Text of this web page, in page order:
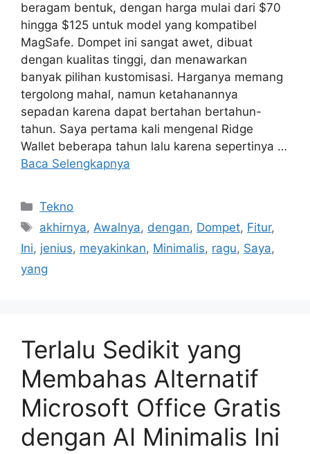
beragam bentuk, dengan harga mulai dari $70
hingga $125 untuk model yang kompatibel
MagSafe. Dompet ini sangat awet, dibuat
dengan kualitas tinggi, dan menawarkan
banyak pilihan kustomisasi. Harganya memang
tergolong mahal, namun ketahanannya
sepadan karena dapat bertahan bertahun-
tahun. Saya pertama kali mengenal Ridge
Wallet beberapa tahun lalu karena sepertinya …
Baca Selengkapnya
Kategori
Tekno
Tag
akhirnya,Awalnya, dengan, Dompet, Fitur,
Ini, jenius, meyakinkan, Minimalis, ragu, Saya,
yang
Terlalu Sedikit yang
Membahas Alternatif
Microsoft Office Gratis
dengan AI Minimalis Ini